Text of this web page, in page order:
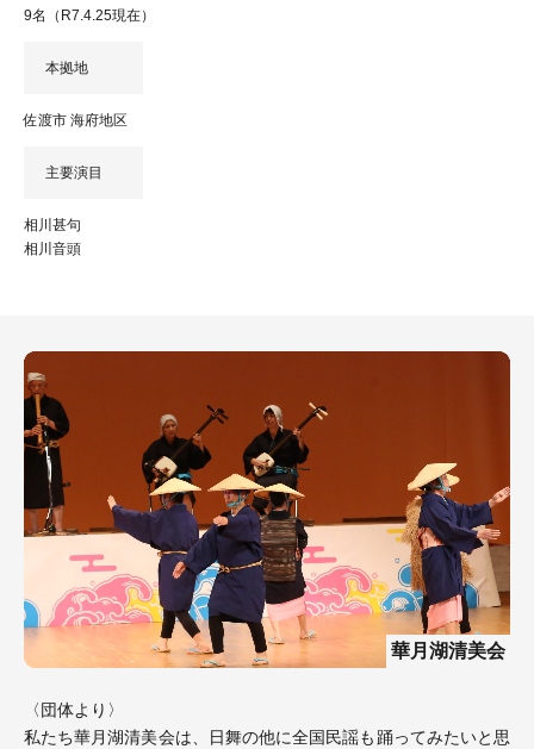
9名（R7.4.25現在）
本拠地
佐渡市 海府地区
主要演目
相川甚句
相川音頭
華月湖清美会
〈団体より〉
私たち華月湖清美会は、日舞の他に全国民謡も踊ってみたいと思